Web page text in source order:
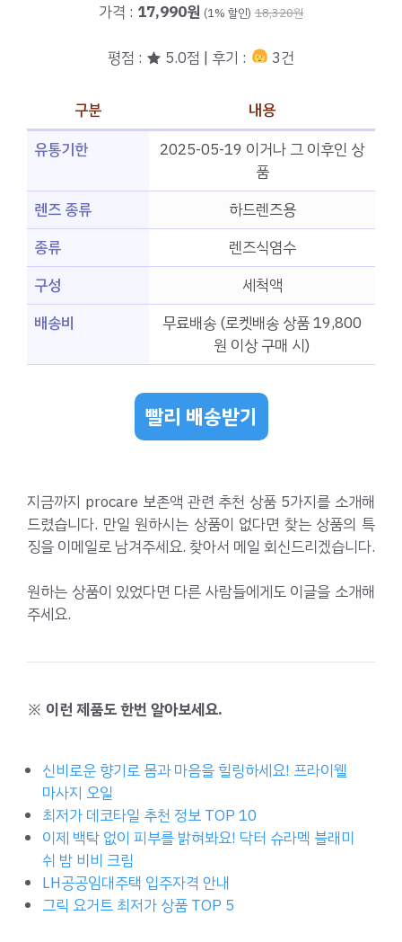
가격 : 17,990원 (1% 할인) 18,320원
평점 : ★ 5.0점 | 후기 : 3건
구분
내용
유통기한
2025-05-19 이거나 그 이후인 상
품
렌즈 종류
하드렌즈용
종류
렌즈식염수
구성
세척액
배송비
무료배송 (로켓배송 상품 19,800
원 이상 구매 시)
빨리 배송받기
지금까지 procare 보존액 관련 추천 상품 5가지를 소개해
드렸습니다. 만일 원하시는 상품이 없다면 찾는 상품의 특
징을 이메일로 남겨주세요. 찾아서 메일 회신드리겠습니다.
원하는 상품이 있었다면 다른 사람들에게도 이글을 소개해
주세요.
※ 이런 제품도 한번 알아보세요.
신비로운 향기로 몸과 마음을 힐링하세요! 프라이웰
마사지 오일
최저가 데코타일 추천 정보 TOP 10
이제 백탁 없이 피부를 밝혀봐요! 닥터 슈라멕 블래미
쉬 밤 비비 크림
LH공공임대주택 입주자격 안내
그릭 요거트 최저가 상품 TOP 5